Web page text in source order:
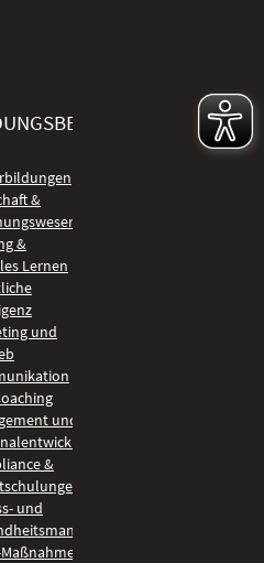
&
&
Lernen
und
und
&
und